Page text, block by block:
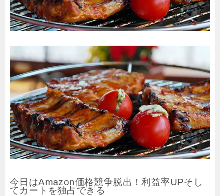
今日はAmazon価格競争脱出！利益率UPそし
てカートを独占できる